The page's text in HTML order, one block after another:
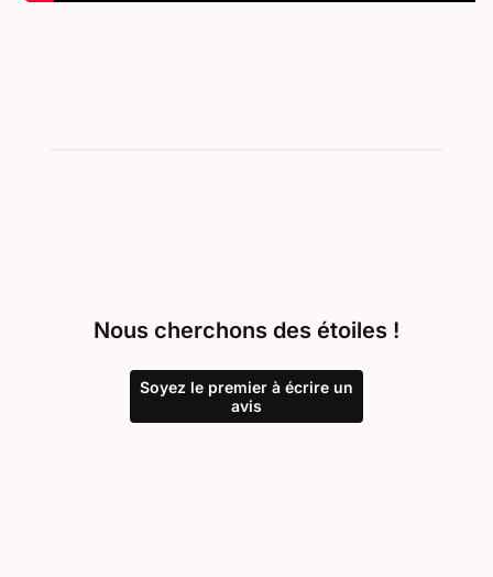
Nous cherchons des étoiles !
Soyez le premier à écrire un
avis